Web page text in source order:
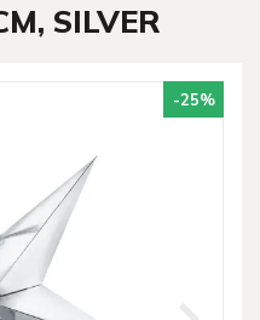
SILVER
-25%